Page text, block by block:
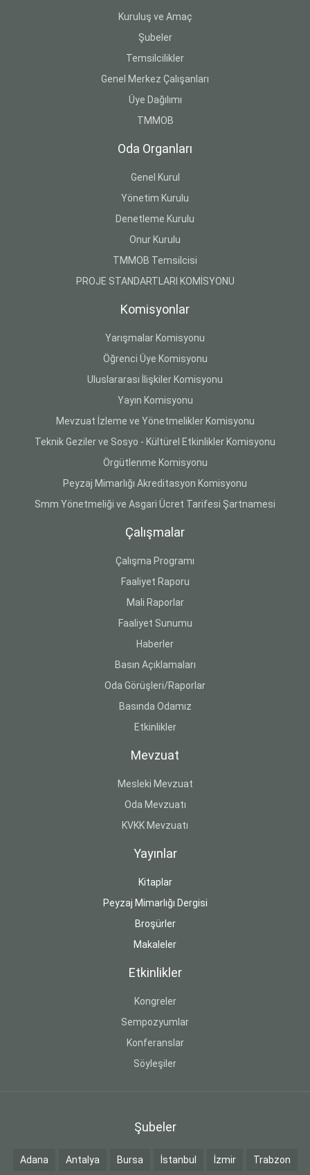
Kuruluş ve Amaç
Şubeler
Temsilcilikler
Genel Merkez Çalışanları
Üye Dağılımı
TMMOB
Oda Organları
Genel Kurul
Yönetim Kurulu
Denetleme Kurulu
Onur Kurulu
TMMOB Temsilcisi
PROJE STANDARTLARI KOMİSYONU
Komisyonlar
Yarışmalar Komisyonu
Öğrenci Üye Komisyonu
Uluslararası İlişkiler Komisyonu
Yayın Komisyonu
Mevzuat İzleme ve Yönetmelikler Komisyonu
Teknik Geziler ve Sosyo - Kültürel Etkinlikler Komisyonu
Örgütlenme Komisyonu
Peyzaj Mimarlığı Akreditasyon Komisyonu
Smm Yönetmeliği ve Asgari Ücret Tarifesi Şartnamesi
Çalışmalar
Çalışma Programı
Faaliyet Raporu
Mali Raporlar
Faaliyet Sunumu
Haberler
Basın Açıklamaları
Oda Görüşleri/Raporlar
Basında Odamız
Etkinlikler
Mevzuat
Mesleki Mevzuat
Oda Mevzuatı
KVKK Mevzuatı
Yayınlar
Kitaplar
Peyzaj Mimarlığı Dergisi
Broşürler
Makaleler
Etkinlikler
Kongreler
Sempozyumlar
Konferanslar
Söyleşiler
Şubeler
Adana Antalya Bursa İstanbul İzmir Trabzon